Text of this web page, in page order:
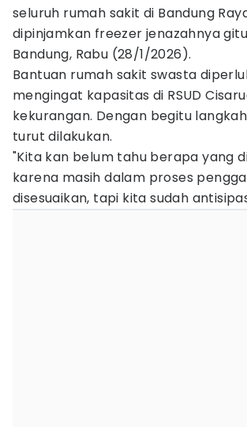
seluruh rumah sakit di Bandung
dipinjamkan freezer jenazahnya
Bandung, Rabu (28/1/2026).
Bantuan rumah sakit swasta
mengingat kapasitas di RSUD
kekurangan. Dengan begitu
turut dilakukan.
"Kita kan belum tahu berapa yang
karena masih dalam proses
disesuaikan, tapi kita sudah